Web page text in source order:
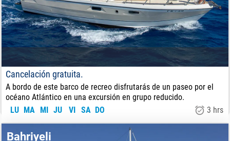
Cancelación gratuita.
A bordo de este barco de recreo disfrutarás de un paseo por el
océano Atlántico en una excursión en grupo reducido.
LU MA MI JU VI SA DO 3 hrs
Bahriyeli